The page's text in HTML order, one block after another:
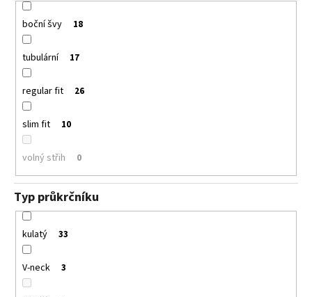
boční švy 18
tubulární 17
regular fit 26
slim fit 10
volný střih 0
Typ průkrčníku
kulatý 33
V-neck 3